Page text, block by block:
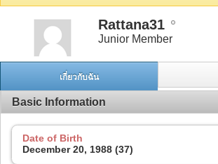
Rattana31
Junior Member
เกี่ยวกับฉัน
Basic Information
Date of Birth
December 20, 1988 (37)